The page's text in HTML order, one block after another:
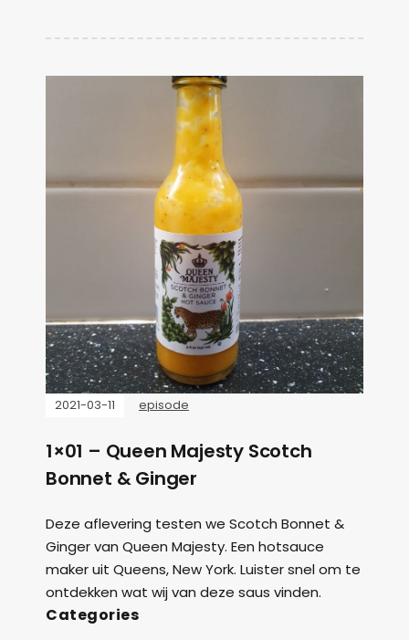
2021-03-11 episode
1×01 – Queen Majesty Scotch
Bonnet & Ginger
Deze aflevering testen we Scotch Bonnet &
Ginger van Queen Majesty. Een hotsauce
maker uit Queens, New York. Luister snel om te
ontdekken wat wij van deze saus vinden.
Categories